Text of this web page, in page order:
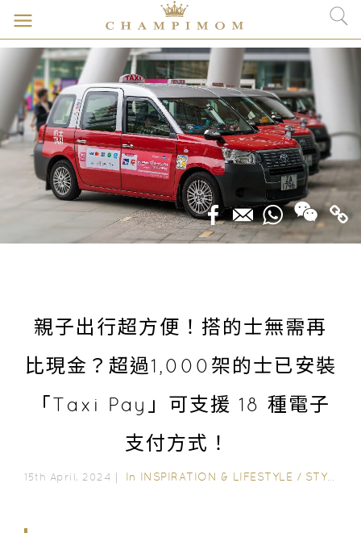
親子出行超方便！搭的士無需再
比現金？超過1,000架的士已安裝
「Taxi Pay」可支援 18 種電子
支付方式！
15th April, 2024｜ In INSPIRATION & LIFESTYLE / STYLE & LIVING